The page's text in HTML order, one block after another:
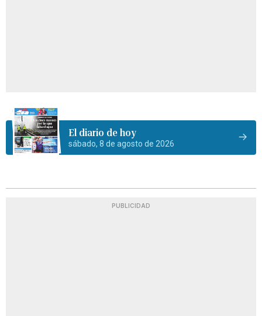
El diario de hoy
sábado, 8 de agosto de 2026
PUBLICIDAD